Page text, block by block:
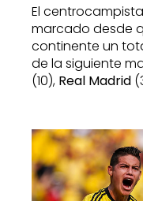
El
marcado desde
continente un
de la siguiente
(10), Real Madrid